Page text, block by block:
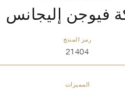
فيوجن إليجانس
رمز المنتج
21404
المميزات